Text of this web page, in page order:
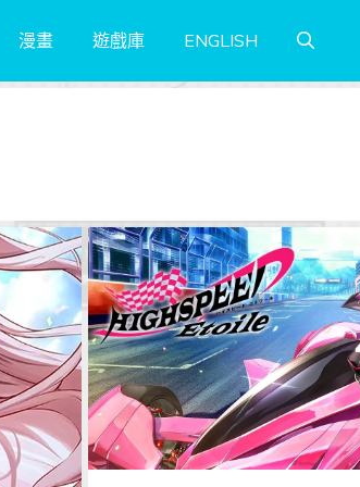
漫畫 遊戲庫 ENGLISH